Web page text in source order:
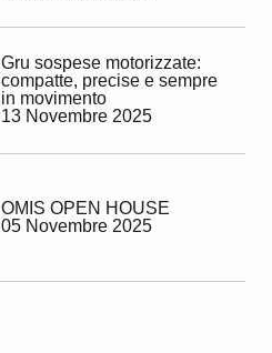
Gru sospese motorizzate:
compatte, precise e sempre
in movimento
13 Novembre 2025
OMIS OPEN HOUSE
05 Novembre 2025